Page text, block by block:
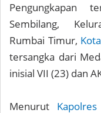
Pengungkapan
Sembilang,
Rumbai Timur,
tersangka dari
inisial VII (23) dan
Menurut